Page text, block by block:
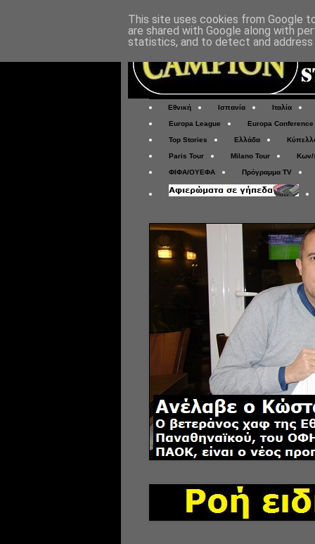
Εθνική Ισπανία Ιταλία
Europa League Europa Conference
Top Stories Ελλάδα
Paris Tour Milano Tour Κων/
ΦΙΦΑ/ΟΥΕΦΑ Πρόγραμμα TV
This site uses cookies from Google
are shared with Google along with
statistics, and to detect and address